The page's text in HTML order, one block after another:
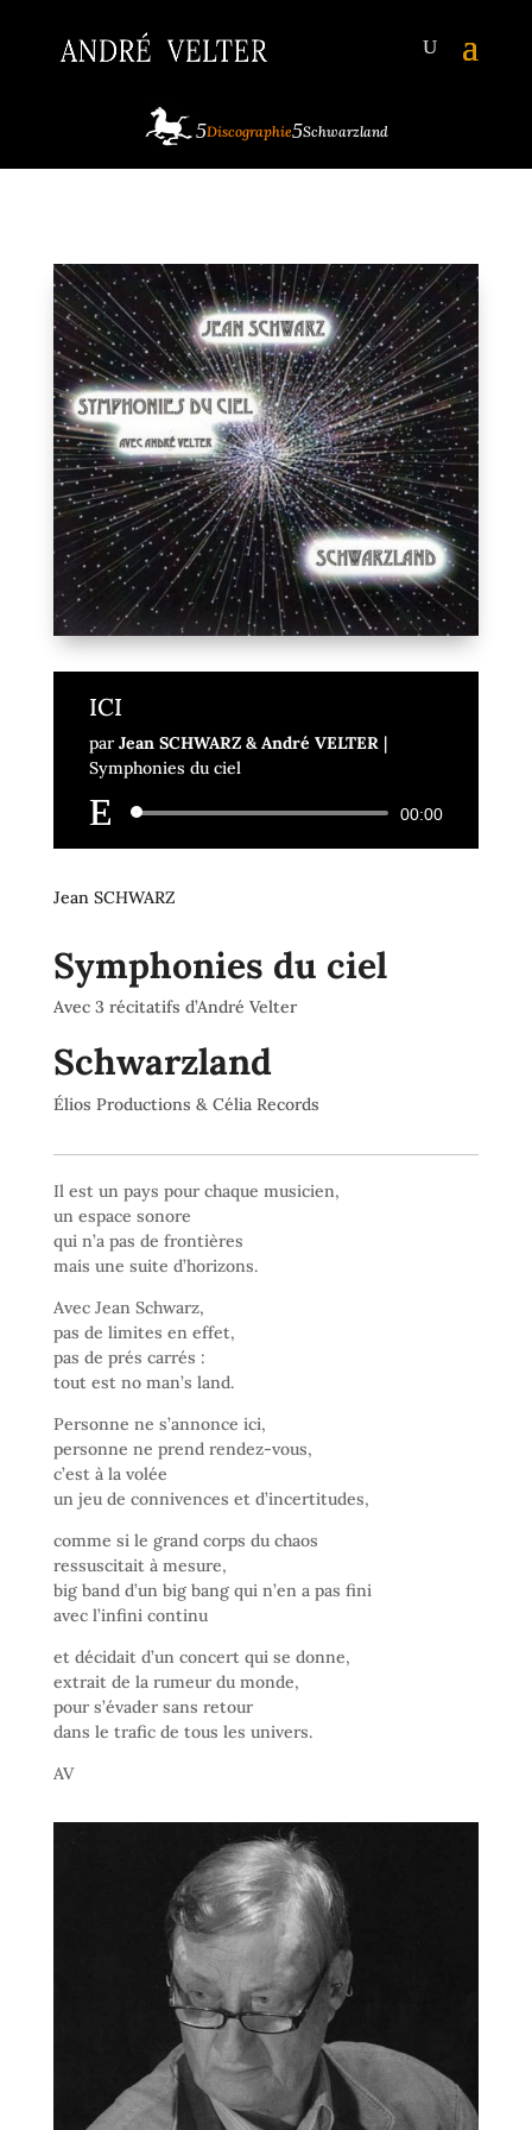
Discographie Schwarzland
ICI
parJean SCHWARZ & André VELTER|
Symphonies du ciel
Lecteur
00:00
Jean SCHWARZ
Symphonies du ciel
Avec 3 récitatifs d’André Velter
Schwarzland
Élios Productions & Célia Records
Il est un pays pour chaque musicien,
un espace sonore
qui n’a pas de frontières
mais une suite d’horizons.
Avec Jean Schwarz,
pas de limites en effet,
pas de prés carrés :
tout est no man’s land.
Personne ne s’annonce ici,
personne ne prend rendez-vous,
c’est à la volée
un jeu de connivences et d’incertitudes,
comme si le grand corps du chaos
ressuscitait à mesure,
big band d’un big bang qui n’en a pas fini
avec l’infini continu
et décidait d’un concert qui se donne,
extrait de la rumeur du monde,
pour s’évader sans retour
dans le trafic de tous les univers.
AV